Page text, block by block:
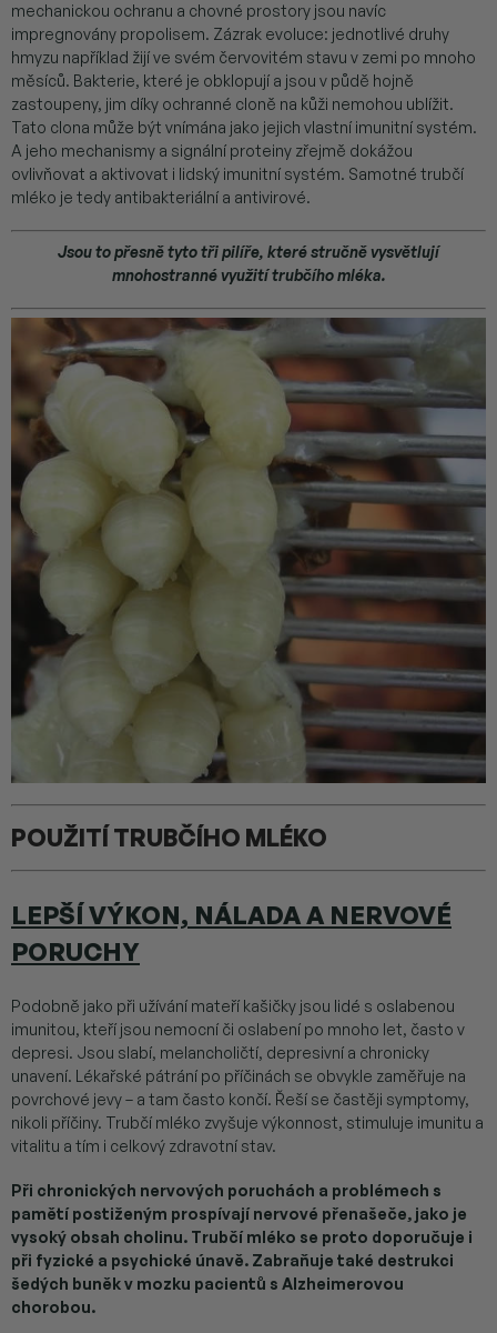
mechanickou ochranu a chovné prostory jsou navíc
impregnovány propolisem. Zázrak evoluce: jednotlivé druhy
hmyzu například žijí ve svém červovitém stavu v zemi po mnoho
měsíců. Bakterie, které je obklopují a jsou v půdě hojně
zastoupeny, jim díky ochranné cloně na kůži nemohou ublížit.
Tato clona může být vnímána jako jejich vlastní imunitní systém.
A jeho mechanismy a signální proteiny zřejmě dokážou
ovlivňovat a aktivovat i lidský imunitní systém. Samotné trubčí
mléko je tedy antibakteriální a antivirové.
Jsou to přesně tyto tři pilíře, které stručně vysvětlují
mnohostranné využití trubčího mléka.
POUŽITÍ TRUBČÍHO MLÉKO
LEPŠÍ VÝKON, NÁLADA A NERVOVÉ
PORUCHY
Podobně jako při užívání mateří kašičky jsou lidé s oslabenou
imunitou, kteří jsou nemocní či oslabení po mnoho let, často v
depresi. Jsou slabí, melancholičtí, depresivní a chronicky
unavení. Lékařské pátrání po příčinách se obvykle zaměřuje na
povrchové jevy – a tam často končí. Řeší se častěji symptomy,
nikoli příčiny. Trubčí mléko zvyšuje výkonnost, stimuluje imunitu a
vitalitu a tím i celkový zdravotní stav.
Při chronických nervových poruchách a problémech s
pamětí postiženým prospívají nervové přenašeče, jako je
vysoký obsah cholinu. Trubčí mléko se proto doporučuje i
při fyzické a psychické únavě. Zabraňuje také destrukci
šedých buněk v mozku pacientů s Alzheimerovou
chorobou.